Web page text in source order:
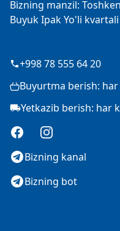
Bizning manzil:
Buyuk Ipak Yo'li
+998 78 555 64 20
Buyurtma berish: har
Yetkazib berish: har
FacebookInstagram
Bizning kanal
Bizning bot